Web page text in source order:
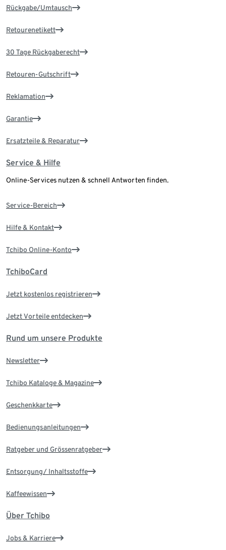
Rückgabe/Umtausch
Retourenetikett
30 Tage Rückgaberecht
Retouren-Gutschrift
Reklamation
Garantie
Ersatzteile & Reparatur
Service & Hilfe
Online-Services nutzen & schnell Antworten finden.
Service-Bereich
Hilfe & Kontakt
Tchibo Online-Konto
TchiboCard
Jetzt kostenlos registrieren
Jetzt Vorteile entdecken
Rund um unsere Produkte
Newsletter
Tchibo Kataloge & Magazine
Geschenkkarte
Bedienungsanleitungen
Ratgeber und Grössenratgeber
Entsorgung/ Inhaltsstoffe
Kaffeewissen
Über Tchibo
Jobs & Karriere